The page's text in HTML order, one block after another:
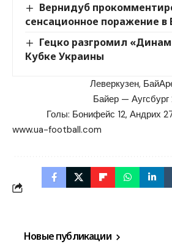
Вернидуб
сенсационное поражение в
Гецко разгромил
Кубке Украины
Леверкузен,
Байер — Аугсбург
Голы: Бонифейс 12, Андрих
www.ua-football.com
Новые публикации